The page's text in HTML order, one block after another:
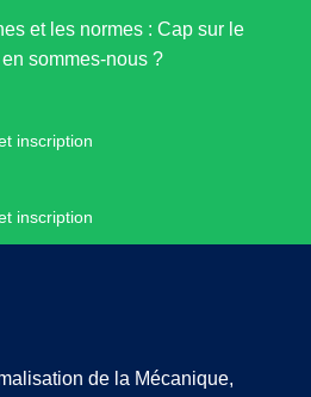
et les normes : Cap sur le
sommes-nous ?
inscription
inscription
de la Mécanique,